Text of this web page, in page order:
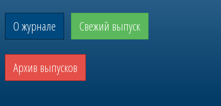
О журнале Свежий выпуск
Архив выпусков